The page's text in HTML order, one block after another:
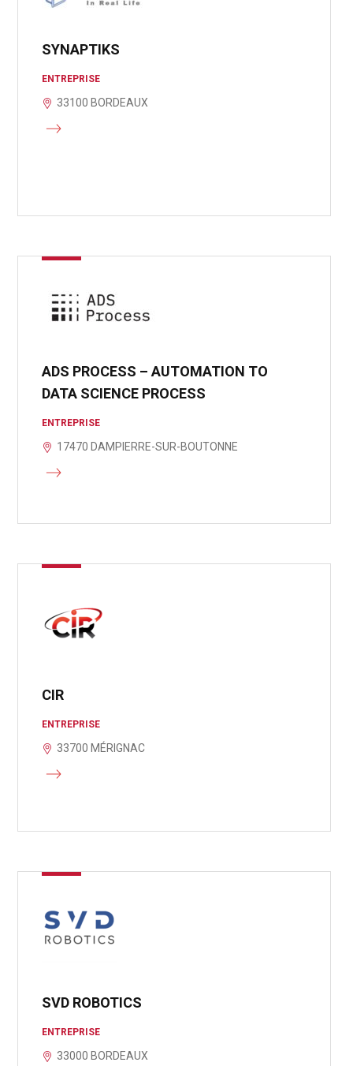
SYNAPTIKS
ENTREPRISE
33100 BORDEAUX
ADS PROCESS – AUTOMATION TO
DATA SCIENCE PROCESS
ENTREPRISE
17470 DAMPIERRE-SUR-BOUTONNE
CIR
ENTREPRISE
33700 MÉRIGNAC
SVD ROBOTICS
ENTREPRISE
33000 BORDEAUX